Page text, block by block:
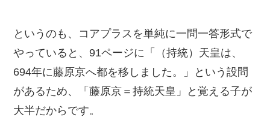
というのも、コアプラスを単純に一問一答形式で
やっていると、91ページに「（持統）天皇は、
694年に藤原京へ都を移しました。」という設問
があるため、「藤原京＝持統天皇」と覚える子が
大半だからです。